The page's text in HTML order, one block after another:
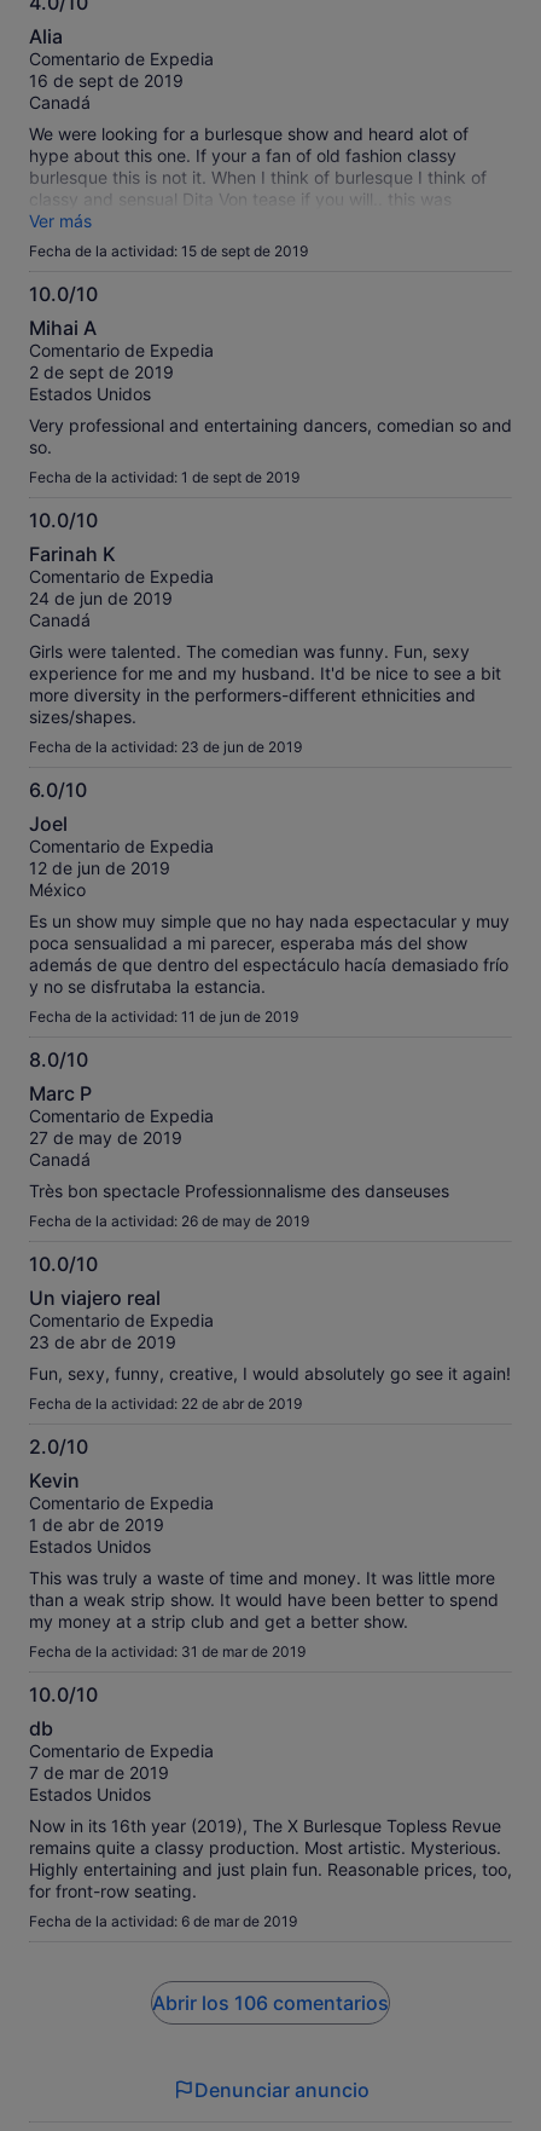
4.0
sobre
10
Alia
Comentario de Expedia
16 de sept de 2019
Canadá
We were looking for a burlesque show and heard alot of
hype about this one. If your a fan of old fashion classy
burlesque this is not it. When I think of burlesque I think of
classy and sensual Dita Von tease if you will.. this was
nothing more then an overpriced strip show. Paid extra for
VIP which really didn't mean anything...favourite part about it
was the comedian that came out during the intermission! She
was fantastic. All in all we snuck out early....wouldnt
recommend but thats just me. Like I said, I was looking old
fashion classy burlesque not a strip club.
Ver más
Fecha de la actividad: 15 de sept de 2019
10.0/10
10.0
sobre
10
Mihai A
Comentario de Expedia
2 de sept de 2019
Estados Unidos
Very professional and entertaining dancers, comedian so and
so.
Fecha de la actividad: 1 de sept de 2019
10.0/10
10.0
sobre
10
Farinah K
Comentario de Expedia
24 de jun de 2019
Canadá
Girls were talented. The comedian was funny. Fun, sexy
experience for me and my husband. It'd be nice to see a bit
more diversity in the performers-different ethnicities and
sizes/shapes.
Fecha de la actividad: 23 de jun de 2019
6.0/10
6.0
sobre
10
Joel
Comentario de Expedia
12 de jun de 2019
México
Es un show muy simple que no hay nada espectacular y muy
poca sensualidad a mi parecer, esperaba más del show
además de que dentro del espectáculo hacía demasiado frío
y no se disfrutaba la estancia.
Fecha de la actividad: 11 de jun de 2019
8.0/10
8.0
sobre
10
Marc P
Comentario de Expedia
27 de may de 2019
Canadá
Très bon spectacle Professionnalisme des danseuses
Fecha de la actividad: 26 de may de 2019
10.0/10
10.0
sobre
10
Un viajero real
Comentario de Expedia
23 de abr de 2019
Fun, sexy, funny, creative, I would absolutely go see it again!
Fecha de la actividad: 22 de abr de 2019
2.0/10
2.0
sobre
10
Kevin
Comentario de Expedia
1 de abr de 2019
Estados Unidos
This was truly a waste of time and money. It was little more
than a weak strip show. It would have been better to spend
my money at a strip club and get a better show.
Fecha de la actividad: 31 de mar de 2019
10.0/10
10.0
sobre
10
db
Comentario de Expedia
7 de mar de 2019
Estados Unidos
Now in its 16th year (2019), The X Burlesque Topless Revue
remains quite a classy production. Most artistic. Mysterious.
Highly entertaining and just plain fun. Reasonable prices, too,
for front-row seating.
Fecha de la actividad: 6 de mar de 2019
Abrir los 106 comentarios
Denunciar anuncio